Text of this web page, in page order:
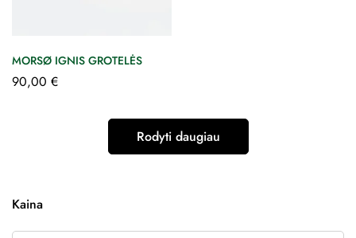
Kaina
MORSØ IGNIS GROTELĖS
90,00 €
Rodyti daugiau